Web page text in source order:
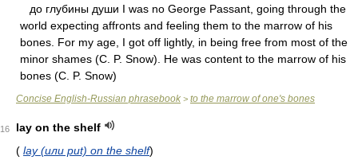
дo глубины души I was no George Passant, going through the
world expecting affronts and feeling them to the marrow of his
bones. For my age, I got off lightly, in being free from most of the
minor shames (C. P. Snow). He was content to the marrow of his
bones (C. P. Snow)
Concise English-Russian phrasebook > to the marrow of one's bones
16
lay on the shelf
( lay (или put) on the shelf)